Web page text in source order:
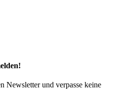
Newsletter und verpasse keine